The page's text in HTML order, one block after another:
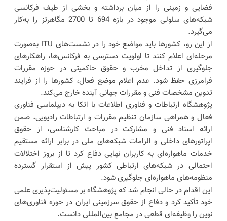
فضایی و زمینی را از میان برداشته و بخشی از طیف فرکانسی
شبکه‌های سلولی موجود در بازه 694 تا 2700 مگاهرتز را به‌کار
می‌گیرد.
از این رو، کشورها باید مواضع خود را در نشست‌های ITU به‌صورت
مرحله‌ای اعلام کنند تا اولویت دسترسی به فرکانس‌ها، راهکارهای
جلوگیری از تداخل مخرب و حقوق حاکمیتی در حوزه مقررات
فرامرزی حفظ شود. عدم اعلام موضع فعال، کشورها را از فرایند
تدوین مشخصات فنی و مقررات جهانی آینده خارج می‌کند.
پژوهشگاه ارتباطات و فناوری اطلاعات با اتکا به دیپلماسی فناوری
فعال و همراهی سازمان تنظیم مقررات و ارتباطات رادیویی، ضمن
ارائه اسناد فنی و مشارکت در مباحث کارشناسی، از حقوق
اپراتورهای داخلی و الزامات شبکه‌های ملی در برابر ارائه مستقیم
خدمات ماهواره‌ای به کاربران نهایی دفاع کرد تا از بروز اختلالات
احتمالی در شبکه‌های ارتباطی کشور پیش از استقرار گسترده
منظومه‌های ماهواره‌ای جلوگیری شود.
این اقدام در حالی انجام شد که پژوهشگاه بر مسئولیت‌پذیری علمی
خود تأکید کرد و دفاع از حقوق سرزمینی ایران در حوزه فناوری‌های
نوین را وظیفه‌ای قطعی در مجامع بین‌المللی دانست.